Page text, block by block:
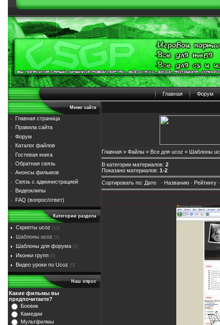
Главная Форум
Меню сайта
Главная страница
Правила сайта
Форум
Каталог файлов
Гостевая книга
Обратная связь
Анонсы фильмов
Связь с администрацией
Видеоклипы
FAQ (вопрос/ответ)
Категории раздела
Скрипты ucoz [10]
Шаблоны ucoz [2]
Шаблоны для форума [0]
Иконки групп [0]
Видео уроки по Ucoz [0]
Наш опрос
Какие фильмы вы
предпочитаете?
Боевик
Камедии
Мультфилмы
Главная » Файлы » Все для ucoz » Шаблоны
В категории материалов: 2
Показано материалов: 1-2
Сортировать по: Дате · Названию · Рейтингу